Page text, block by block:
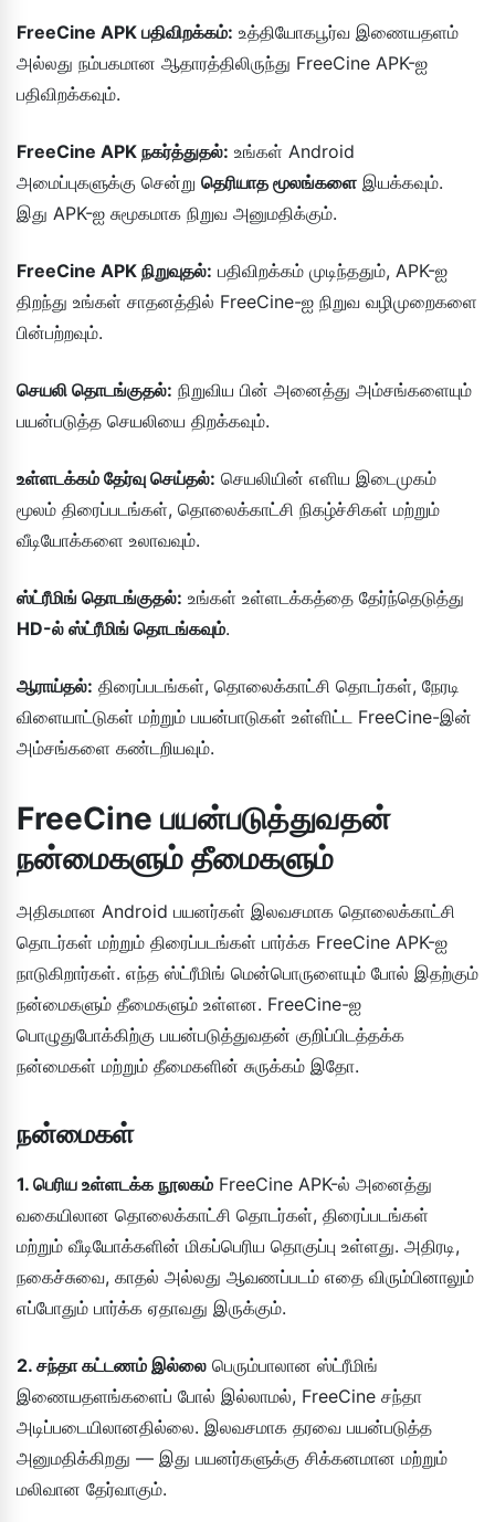
FreeCine APK பதிவிறக்கம்: உத்தியோகபூர்வ இணையதளம்
அல்லது நம்பகமான ஆதாரத்திலிருந்து FreeCine APK-ஐ
பதிவிறக்கவும்.
FreeCine APK நகர்த்துதல்: உங்கள் Android
அமைப்புகளுக்கு சென்று தெரியாத மூலங்களை இயக்கவும்.
இது APK-ஐ சுமூகமாக நிறுவ அனுமதிக்கும்.
FreeCine APK நிறுவுதல்: பதிவிறக்கம் முடிந்ததும், APK-ஐ
திறந்து உங்கள் சாதனத்தில் FreeCine-ஐ நிறுவ வழிமுறைகளை
பின்பற்றவும்.
செயலி தொடங்குதல்: நிறுவிய பின் அனைத்து அம்சங்களையும்
பயன்படுத்த செயலியை திறக்கவும்.
உள்ளடக்கம் தேர்வு செய்தல்: செயலியின் எளிய இடைமுகம்
மூலம் திரைப்படங்கள், தொலைக்காட்சி நிகழ்ச்சிகள் மற்றும்
வீடியோக்களை உலாவவும்.
ஸ்ட்ரீமிங் தொடங்குதல்: உங்கள் உள்ளடக்கத்தை தேர்ந்தெடுத்து
HD-ல் ஸ்ட்ரீமிங் தொடங்கவும்.
ஆராய்தல்: திரைப்படங்கள், தொலைக்காட்சி தொடர்கள், நேரடி
விளையாட்டுகள் மற்றும் பயன்பாடுகள் உள்ளிட்ட FreeCine-இன்
அம்சங்களை கண்டறியவும்.
FreeCine பயன்படுத்துவதன்
நன்மைகளும் தீமைகளும்
அதிகமான Android பயனர்கள் இலவசமாக தொலைக்காட்சி
தொடர்கள் மற்றும் திரைப்படங்கள் பார்க்க FreeCine APK-ஐ
நாடுகிறார்கள். எந்த ஸ்ட்ரீமிங் மென்பொருளையும் போல் இதற்கும்
நன்மைகளும் தீமைகளும் உள்ளன. FreeCine-ஐ
பொழுதுபோக்கிற்கு பயன்படுத்துவதன் குறிப்பிடத்தக்க
நன்மைகள் மற்றும் தீமைகளின் சுருக்கம் இதோ.
நன்மைகள்
1. பெரிய உள்ளடக்க நூலகம் FreeCine APK-ல் அனைத்து
வகையிலான தொலைக்காட்சி தொடர்கள், திரைப்படங்கள்
மற்றும் வீடியோக்களின் மிகப்பெரிய தொகுப்பு உள்ளது. அதிரடி,
நகைச்சுவை, காதல் அல்லது ஆவணப்படம் எதை விரும்பினாலும்
எப்போதும் பார்க்க ஏதாவது இருக்கும்.
2. சந்தா கட்டணம் இல்லை பெரும்பாலான ஸ்ட்ரீமிங்
இணையதளங்களைப் போல் இல்லாமல், FreeCine சந்தா
அடிப்படையிலானதில்லை. இலவசமாக தரவை பயன்படுத்த
அனுமதிக்கிறது — இது பயனர்களுக்கு சிக்கனமான மற்றும்
மலிவான தேர்வாகும்.